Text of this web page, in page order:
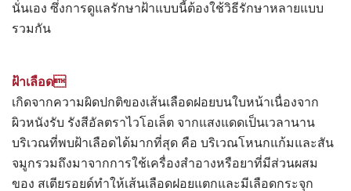
นั่นเอง ซึ่งการดูแลรักษาฝ้าแบบนี้ต้องใช้วิธีรักษาหลายแบบ
รวมกัน
ฝ้าเลือด
เกิดจากความผิดปกติของเส้นเลือดฝอยบนใบหน้าเนื่องจาก
ผิวหนังรับ รังสีอัลตราไวโอเล็ต จากแสงแดดเป็นเวลานาน
บริเวณที่พบฝ้าเลือดได้มากที่สุด คือ บริเวณโหนกแก้มและสัน
จมูกรวมถึงมาจากการใช้เครื่องสำอางหรือยาที่มีส่วนผสม
ของ สเตียรอยด์ทำให้เส้นเลือดฝอยแตกและมีเลือดกระจุก